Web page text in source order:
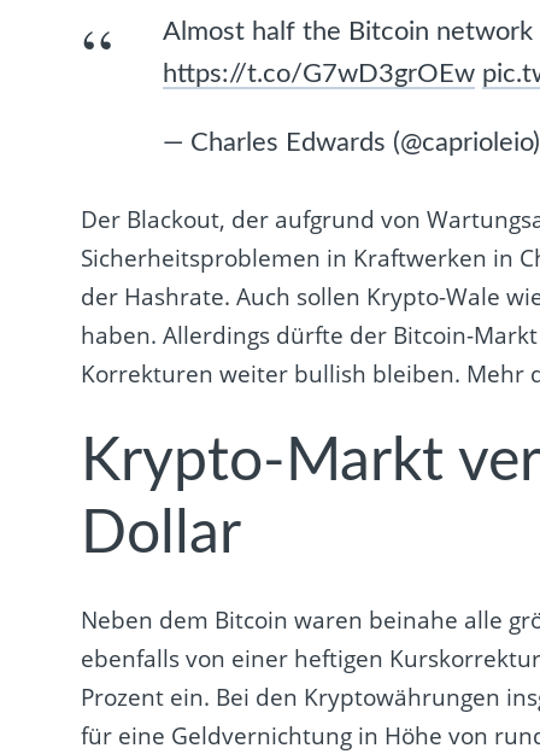
Almost half the Bitcoin
https://t.co/G7wD3grOEw
— Charles Edwards
Der Blackout, der aufgrund von
Sicherheitsproblemen in Kraftwerken in
der Hashrate. Auch sollen Krypto-Wale
haben. Allerdings dürfte der Bitcoin-
Korrekturen weiter bullish bleiben. Mehr
Krypto-Markt
Dollar
Neben dem Bitcoin waren beinahe alle
ebenfalls von einer heftigen
Prozent ein. Bei den Kryptowährungen
für eine Geldvernichtung in Höhe von